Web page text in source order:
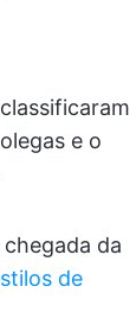
e o
da
de